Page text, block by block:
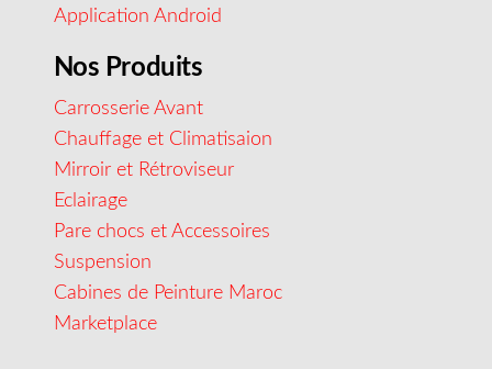
Application Android
Nos Produits
Carrosserie Avant
Chauffage et Climatisaion
Mirroir et Rétroviseur
Eclairage
Pare chocs et Accessoires
Suspension
Cabines de Peinture Maroc
Marketplace